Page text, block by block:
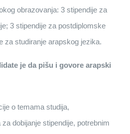
obrazovanja: 3 stipendije za
3 stipendije za postdiplomske
za studiranje arapskog jezika.
je da pišu i govore arapski
o temama studija,
dobijanje stipendije, potrebnim